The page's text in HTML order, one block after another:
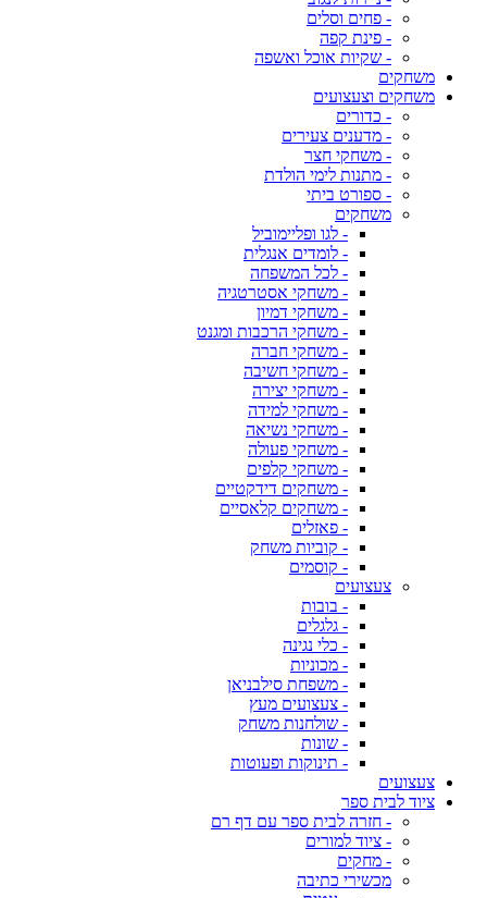
- פחים וסלים
- פינת קפה
- שקיות אוכל ואשפה
משחקים
משחקים וצעצועים
- כדורים
- מדענים צעירים
- משחקי חצר
- מתנות לימי הולדת
- ספורט ביתי
משחקים
- לגו ופליימוביל
- לומדים אנגלית
- לכל המשפחה
- משחקי אסטרטגיה
- משחקי דמיון
- משחקי הרכבות ומגנט
- משחקי חברה
- משחקי חשיבה
- משחקי יצירה
- משחקי למידה
- משחקי נשיאה
- משחקי פעולה
- משחקי קלפים
- משחקים דידקטיים
- משחקים קלאסיים
- פאזלים
- קוביות משחק
- קוסמים
צעצועים
- בובות
- גלגלים
- כלי נגינה
- מכוניות
- משפחת סילבניאן
- צעצועים מעץ
- שולחנות משחק
- שונות
- תינוקות ופעוטות
צעצועים
ציוד לבית ספר
- חזרה לבית ספר עם דף רם
- ציוד למורים
- מחקים
מכשירי כתיבה